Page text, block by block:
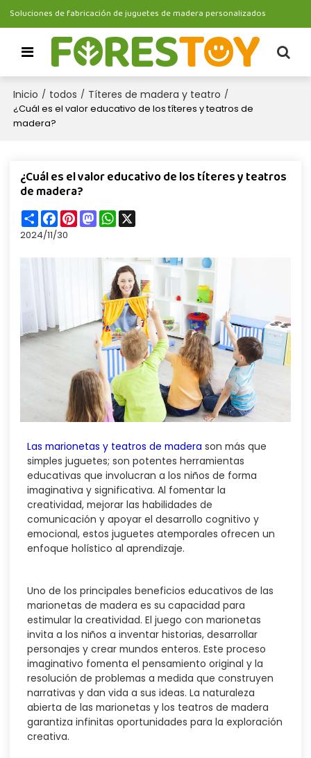
Soluciones de fabricación de juguetes de madera personalizados
Inicio / todos / Títeres de madera y teatro /
¿Cuál es el valor educativo de los títeres y teatros de
madera?
¿Cuál es el valor educativo de los títeres y teatros
de madera?
ShareFacebook
PinterestMastodonWhatsApp
X
2024/11/30
Las marionetas y teatros de madera son más que
simples juguetes; son potentes herramientas
educativas que involucran a los niños de forma
imaginativa y significativa. Al fomentar la
creatividad, mejorar las habilidades de
comunicación y apoyar el desarrollo cognitivo y
emocional, estos juguetes atemporales ofrecen un
enfoque holístico al aprendizaje.
Uno de los principales beneficios educativos de las
marionetas de madera es su capacidad para
estimular la creatividad. El juego con marionetas
invita a los niños a inventar historias, desarrollar
personajes y crear mundos enteros. Este proceso
imaginativo fomenta el pensamiento original y la
resolución de problemas a medida que construyen
narrativas y dan vida a sus ideas. La naturaleza
abierta de las marionetas y los teatros de madera
garantiza infinitas oportunidades para la exploración
creativa.